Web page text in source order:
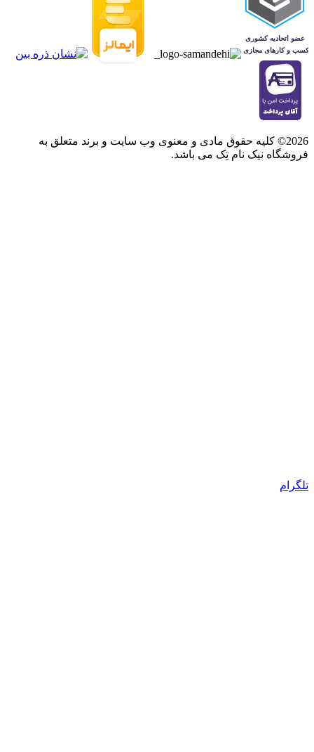
2026© کلیه حقوق مادی و معنوی وب سایت و برند متعلق به
فروشگاه نیک نام تِک می باشد.
تلگرام